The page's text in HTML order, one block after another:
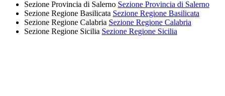
Sezione Provincia di Salerno Sezione Provincia di Salerno
Sezione Regione Basilicata Sezione Regione Basilicata
Sezione Regione Calabria Sezione Regione Calabria
Sezione Regione Sicilia Sezione Regione Sicilia